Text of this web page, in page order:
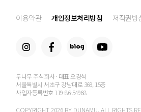
공지사항
이용약관 개인정보처리방침 저작권방
두나무 주식회사 · 대표 오경석
서울특별시 서초구 강남대로 369, 15층
사업자등록번호 119-86-54968
COPYRIGHT 2026 BY DUNAMU. ALL RIGHTS